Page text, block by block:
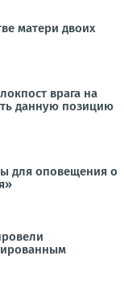
матери двоих
врага на
данную позицию
для оповещения о